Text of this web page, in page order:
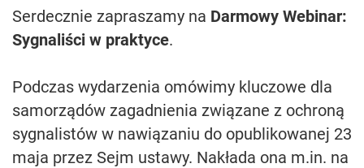
Serdecznie zapraszamy na Darmowy Webinar:
Sygnaliści w praktyce.
Podczas wydarzenia omówimy kluczowe dla
samorządów zagadnienia związane z ochroną
sygnalistów w nawiązaniu do opublikowanej 23
maja przez Sejm ustawy. Nakłada ona m.in. na